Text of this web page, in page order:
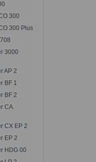
300
300 Plus
3000
AP 2
BF 1
BF 2
CA
CX EP 2
EP 2
HDG 00